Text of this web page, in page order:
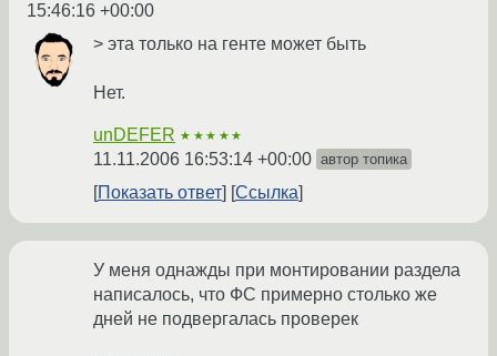
15:46:16 +00:00
> эта только на генте может быть
Нет.
unDEFER ★★★★★
11.11.2006 16:53:14 +00:00 автор топика
Показать ответ Ссылка
У меня однажды при монтировании раздела
написалось, что ФС примерно столько же
дней не подвергалась проверек